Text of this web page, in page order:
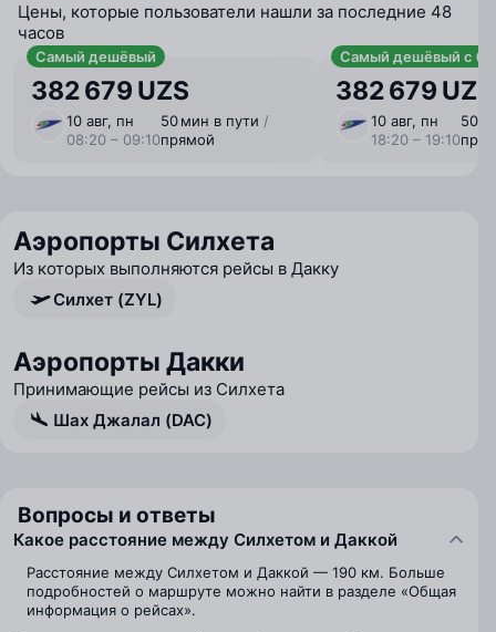
Цены, которые пользователи нашли за последние 48
часов
Самый дешёвый
382 679 UZS
10 авг, пн
08:20 – 09:10
50 мин в пути /
прямой
Самый дешёвый с
382 679 UZS
10 авг, пн
18:20 – 19:10
50
Аэропорты Силхета
Из которых выполняются рейсы в Дакку
Силхет (ZYL)
Аэропорты Дакки
Принимающие рейсы из Силхета
Шах Джалал (DAC)
Вопросы и ответы
Какое расстояние между Силхетом и Даккой
Расстояние между Силхетом и Даккой — 190 км. Больше
подробностей о маршруте можно найти в разделе «Общая
информация о рейсах».